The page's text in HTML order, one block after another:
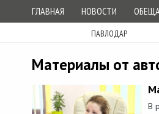
ГЛАВНАЯ НОВОСТИ
ПАВЛОДАР
Материалы от
В